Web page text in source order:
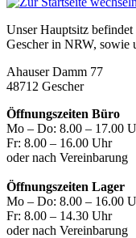
Unser Hauptsitz
Gescher in NRW, sowie
Ahauser Damm 77
48712 Gescher
Öffnungszeiten Büro
Mo – Do: 8.00 – 17.00
Fr: 8.00 – 16.00 Uhr
oder nach Vereinbarung
Öffnungszeiten Lager
Mo – Do: 8.00 – 16.00
Fr: 8.00 – 14.30 Uhr
oder nach Vereinbarung